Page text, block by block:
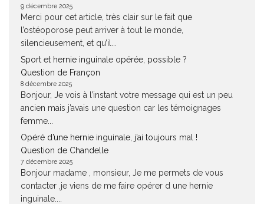
9 décembre 2025
Merci pour cet article, très clair sur le fait que
l’ostéoporose peut arriver à tout le monde,
silencieusement, et qu’il...
Sport et hernie inguinale opérée, possible ?
Question de Françon
8 décembre 2025
Bonjour, Je vois à l’instant votre message qui est un peu
ancien mais j’avais une question car les témoignages
femme...
Opéré d’une hernie inguinale, j’ai toujours mal !
Question de Chandelle
7 décembre 2025
Bonjour madame , monsieur, Je me permets de vous
contacter ,je viens de me faire opérer d une hernie
inguinale....